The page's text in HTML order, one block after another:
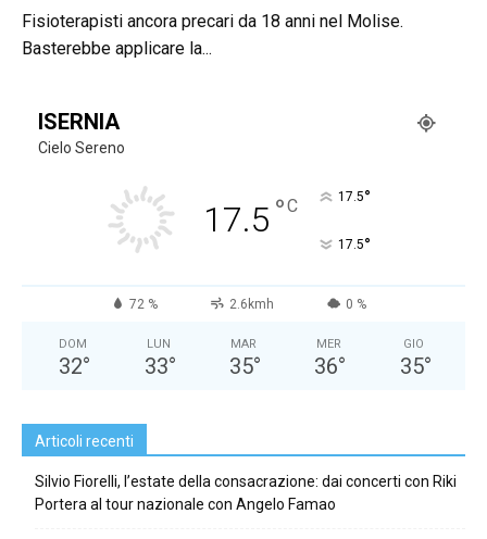
Fisioterapisti ancora precari da 18 anni nel Molise.
Basterebbe applicare la...
ISERNIA
Cielo Sereno
17.5 °C 17.5°
17.5°
72 % 2.6kmh 0 %
DOM
32°
LUN
33°
MAR
35°
MER
36°
GIO
35°
Articoli recenti
Silvio Fiorelli, l’estate della consacrazione: dai concerti con Riki
Portera al tour nazionale con Angelo Famao